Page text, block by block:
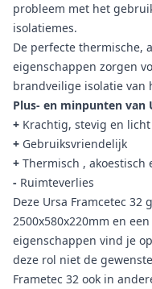
probleem met het
isolatiemes.
De perfecte thermische,
eigenschappen zorgen
brandveilige isolatie van
Plus- en minpunten van
+ Krachtig, stevig en
+ Gebruiksvriendelijk
+ Thermisch , akoestisch
- Ruimteverlies
Deze Ursa Framcetec
2500x580x220mm en
eigenschappen vind je
deze rol niet de
Frametec 32 ook in